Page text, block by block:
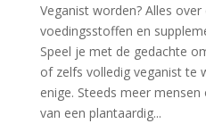
Veganist worden? Alles over
voedingsstoffen en
Speel je met de gedachte
of zelfs volledig veganist te
enige. Steeds meer
van een plantaardig...